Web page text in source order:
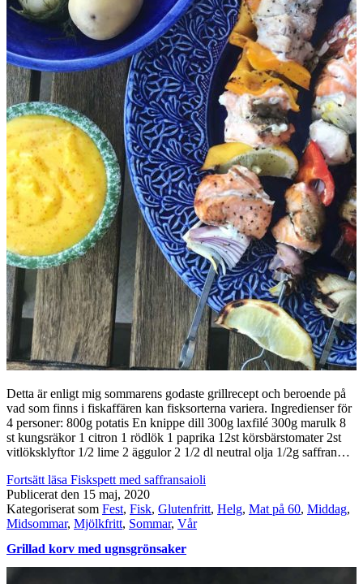
Detta är enligt mig sommarens godaste grillrecept och beroende på
vad som finns i fiskaffären kan fisksorterna variera. Ingredienser för
4 personer: 800g potatis En knippe dill 300g laxfilé 300g marulk 8
st kungsräkor 1 citron 1 rödlök 1 paprika 12st körsbärstomater 2st
vitlöksklyftor 1/2 lime 2 äggulor 2 1/2 dl neutral olja 1/2g saffran…
Fortsätt läsa Fiskspett med saffransaioli
Publicerat den 15 maj, 2020
Kategoriserat som Fest, Fisk, Glutenfritt, Helg, Mat på 60, Middag,
Midsommar, Mjölkfritt, Sommar, Vår
Grillad korv med ugnsgrönsaker